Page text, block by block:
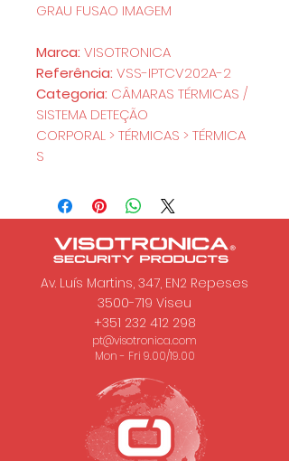
GRAU FUSAO IMAGEM
Marca: VISOTRONICA
Referência: VSS-IPTCV202A-2
Categoria: CÂMARAS TÉRMICAS /
SISTEMA DETEÇÃO
CORPORAL > TÉRMICAS > TÉRMICA
S
Av. Luís Martins, 347, EN2 Repeses
3500-719 Viseu
+351 232 412 298
pt@visotronica.com
Mon - Fri 9.00/19.00